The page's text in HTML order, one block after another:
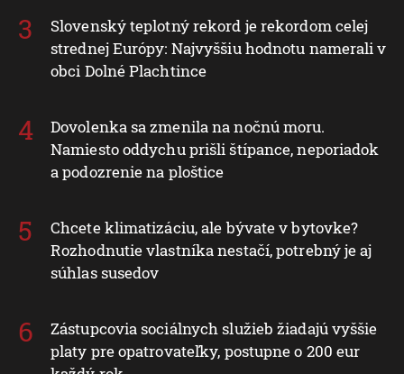
Slovenský teplotný rekord je rekordom celej
strednej Európy: Najvyššiu hodnotu namerali v
obci Dolné Plachtince
Dovolenka sa zmenila na nočnú moru.
Namiesto oddychu prišli štípance, neporiadok
a podozrenie na ploštice
Chcete klimatizáciu, ale bývate v bytovke?
Rozhodnutie vlastníka nestačí, potrebný je aj
súhlas susedov
Zástupcovia sociálnych služieb žiadajú vyššie
platy pre opatrovateľky, postupne o 200 eur